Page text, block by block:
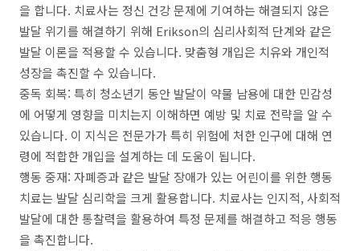
을 합니다. 치료사는 정신 건강 문제에 기여하는 해결되지 않은
발달 위기를 해결하기 위해 Erikson의 심리사회적 단계와 같은
발달 이론을 적용할 수 있습니다. 맞춤형 개입은 치유와 개인적
성장을 촉진할 수 있습니다.
중독 회복: 특히 청소년기 동안 발달이 약물 남용에 대한 민감성
에 어떻게 영향을 미치는지 이해하면 예방 및 치료 전략을 알 수
있습니다. 이 지식은 전문가가 특히 위험에 처한 인구에 대해 연
령에 적합한 개입을 설계하는 데 도움이 됩니다.
행동 중재: 자폐증과 같은 발달 장애가 있는 어린이를 위한 행동
치료는 발달 심리학을 크게 활용합니다. 치료사는 인지적, 사회적
발달에 대한 통찰력을 활용하여 특정 문제를 해결하고 적응 행동
을 촉진합니다.